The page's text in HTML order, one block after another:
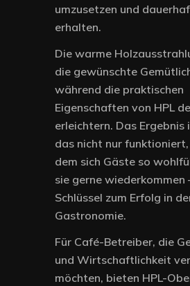
umzusetzen und
erhalten.
Die warme
die gewünschte
während die praktischen
Eigenschaften von HPL
erleichtern. Das Ergebnis
das nicht nur
dem sich Gäste so
sie gerne wiederkommen
Schlüssel zum Erfolg in
Gastronomie.
Für Café-Betreiber, die
und Wirtschaftlichkeit
möchten, bieten HPL-